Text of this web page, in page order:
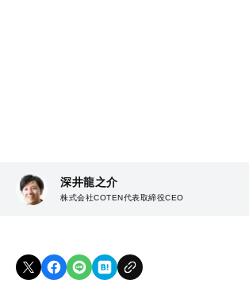
深井龍之介
株式会社COTEN代表取締役CEO